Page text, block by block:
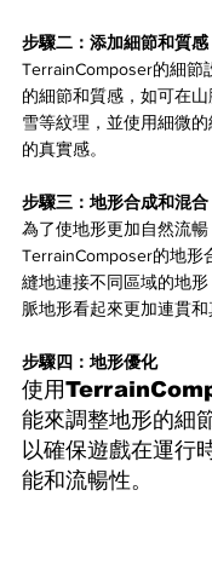
步驟二：添加細節和質感
TerrainComposer的細節
的細節和質感，如可在山
雪等紋理，並使用細微
的真實感。
步驟三：地形合成和混合
為了使地形更加自然流
TerrainComposer的地形
縫地連接不同區域的地
脈地形看起來更加連貫和
步驟四：地形優化
使用
能來調整地形的細
以確保遊戲在運行
能和流暢性。